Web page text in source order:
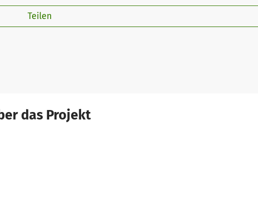
Teilen
das Projekt